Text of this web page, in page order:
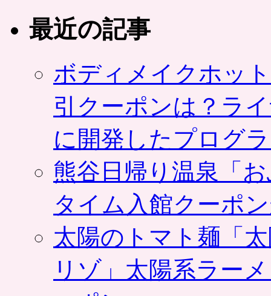
最近の記事
ボディメイクホッ
引クーポンは？ラ
に開発したプログ
熊谷日帰り温泉「
タイム入館クーポ
太陽のトマト麺「
リゾ」太陽系ラー